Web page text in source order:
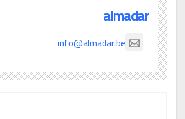
almadar
info@almadar.be